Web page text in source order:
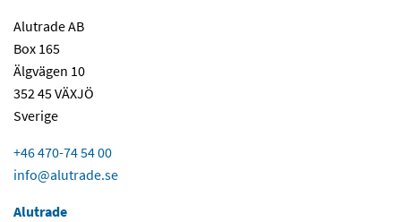
Alutrade AB
Box 165
Älgvägen 10
352 45 VÄXJÖ
Sverige
+46 470-74 54 00
info@alutrade.se
Alutrade